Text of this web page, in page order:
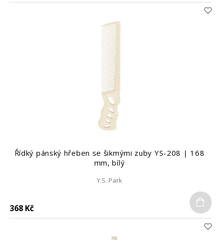
Řídký pánský hřeben se šikmými zuby YS-208 | 168
mm, bílý
Y.S. Park
368 Kč